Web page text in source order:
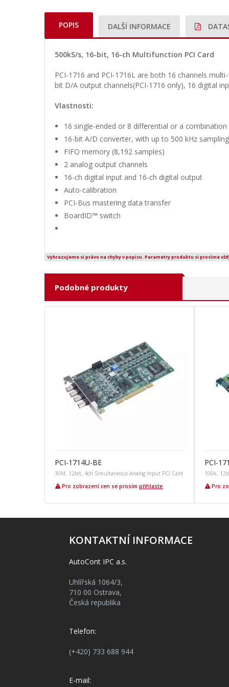
POPIS DALŠÍ INFORMACE
500kS/s, 16-bit, 16-ch Multifunction PCI Card
PCI-1716 and PCI-1716L are both 16 channels
bit D/A output channels(PCI-1716 only), 16 digital
Vlastnosti:
16 single-ended or 8 differential or a
16-bit A/D converter, with up to 500 kHz
FIFO memory (8,192 samples)
2 analog output channels
16-ch digital input and 16-ch digital output
Auto-calibration
PCI-Bus mastering data transfer
BoardID™ switch
Vyhrazujeme si právo na chyby v popisu. Parametry produktu si prosíme
Podobné produkty
PCI-1714U-BE
30M, 12bit, 4ch Simultaneous Analog Input PCI Card
Pro zobrazení cen se prosím přihlaste
PCI-
100k,
Pro
KONTAKTNÍ INFORMACE
AutoCont IPC a.s.
Uhlířská 1064/3,
710 00 Ostrava,
Česká republika
Telefon:
(+420) 733 688 944
E-mail: